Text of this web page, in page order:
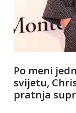
Po meni
svijetu,
pratnja